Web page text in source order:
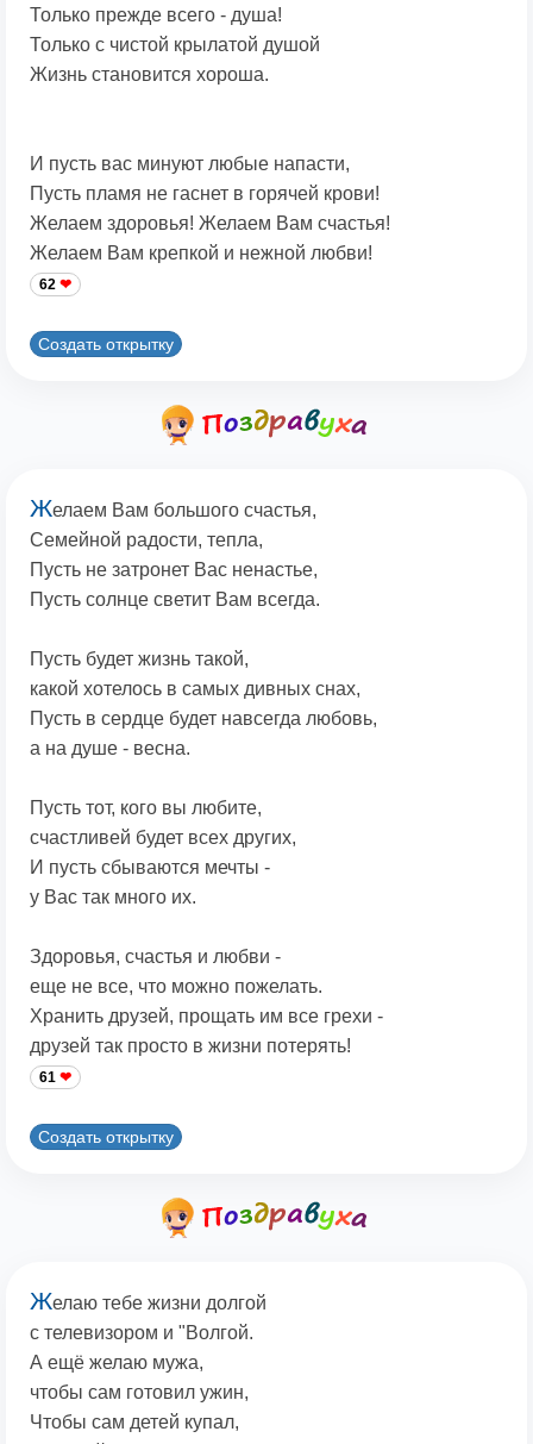
Только прежде всего - душа!
Только с чистой крылатой душой
Жизнь становится хороша.
И пусть вас минуют любые напасти,
Пусть пламя не гаснет в горячей крови!
Желаем здоровья! Желаем Вам счастья!
Желаем Вам крепкой и нежной любви!
62
Создать открытку
Желаем Вам большого счастья,
Семейной радости, тепла,
Пусть не затронет Вас ненастье,
Пусть солнце светит Вам всегда.
Пусть будет жизнь такой,
какой хотелось в самых дивных снах,
Пусть в сердце будет навсегда любовь,
а на душе - весна.
Пусть тот, кого вы любите,
счастливей будет всех других,
И пусть сбываются мечты -
у Вас так много их.
Здоровья, счастья и любви -
еще не все, что можно пожелать.
Хранить друзей, прощать им все грехи -
друзей так просто в жизни потерять!
61
Создать открытку
Желаю тебе жизни долгой
с телевизором и "Волгой.
А ещё желаю мужа,
чтобы сам готовил ужин,
Чтобы сам детей купал,